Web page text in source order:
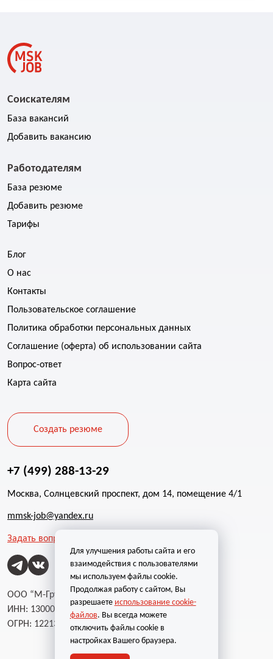
Соискателям
База вакансий
Добавить вакансию
Работодателям
База резюме
Добавить резюме
Тарифы
Блог
О нас
Контакты
Пользовательское соглашение
Политика обработки персональных данных
Соглашение (оферта) об использовании сайта
Вопрос-ответ
Карта сайта
Создать резюме
+7 (499) 288-13-29
Москва, Солнцевский проспект, дом 14, помещение 4/1
mmsk-job@yandex.ru
Задать вопрос
ООО “М-Групп”
ИНН: 1300002787
ОГРН: 1221300004232
Для улучшения работы сайта и его
взаимодействия с пользователями
мы используем файлы cookie.
Продолжая работу с сайтом, Вы
разрешаете использование cookie-
файлов. Вы всегда можете
отключить файлы cookie в
настройках Вашего браузера.